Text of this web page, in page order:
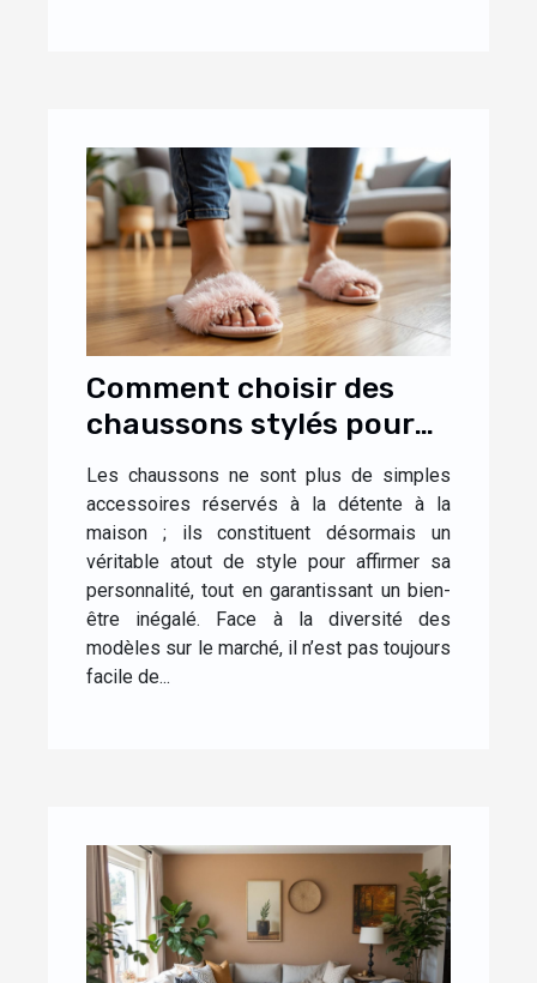
Comment choisir des
chaussons stylés pour
un confort optimal à la
maison ?
Les chaussons ne sont plus de simples
accessoires réservés à la détente à la
maison ; ils constituent désormais un
véritable atout de style pour affirmer sa
personnalité, tout en garantissant un bien-
être inégalé. Face à la diversité des
modèles sur le marché, il n’est pas toujours
facile de...